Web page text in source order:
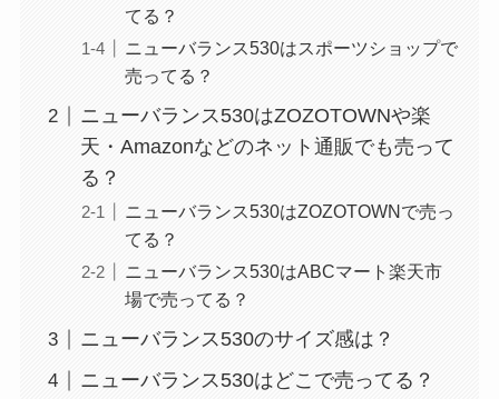
てる？
ニューバランス530はスポーツショップで
売ってる？
ニューバランス530はZOZOTOWNや楽
天・Amazonなどのネット通販でも売って
る？
ニューバランス530はZOZOTOWNで売っ
てる？
ニューバランス530はABCマート楽天市
場で売ってる？
ニューバランス530のサイズ感は？
ニューバランス530はどこで売ってる？